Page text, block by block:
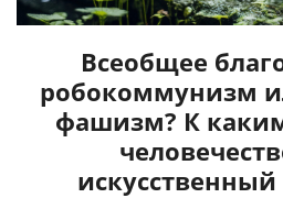
Всеобщее
робокоммунизм
фашизм? К